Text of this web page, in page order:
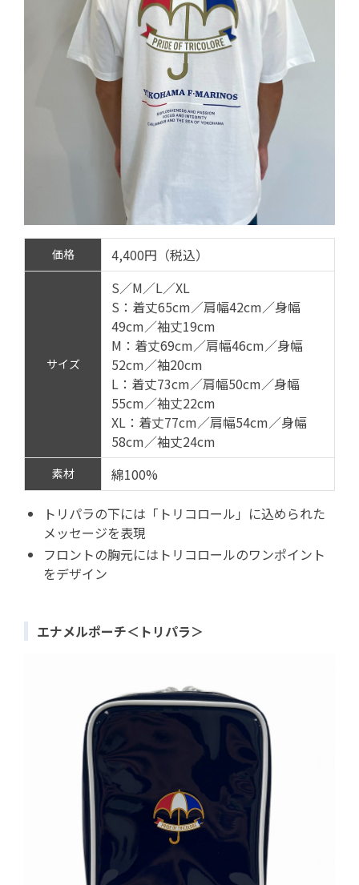
価格 4,400円（税込）
サイズ
S／M／L／XL
S：着丈65cm／肩幅42cm／身幅
49cm／袖丈19cm
M：着丈69cm／肩幅46cm／身幅
52cm／袖20cm
L：着丈73cm／肩幅50cm／身幅
55cm／袖丈22cm
XL：着丈77cm／肩幅54cm／身幅
58cm／袖丈24cm
素材 綿100%
トリパラの下には「トリコロール」に込められた
メッセージを表現
フロントの胸元にはトリコロールのワンポイント
をデザイン
エナメルポーチ＜トリパラ＞